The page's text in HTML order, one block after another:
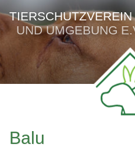
UND UMGEBUNG
Balu